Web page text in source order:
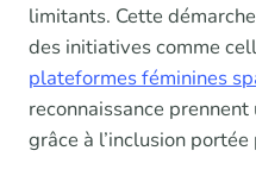
limitants. Cette
des initiatives comme
plateformes féminines
reconnaissance
grâce à l’inclusion